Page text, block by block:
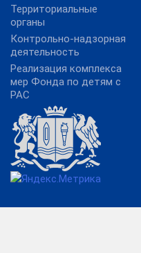
Территориальные
органы
Контрольно-надзорная
деятельность
Реализация комплекса
мер Фонда по детям с
РАС